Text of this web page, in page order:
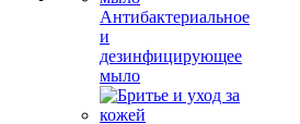
Антибактериальное
и
дезинфицирующее
мыло